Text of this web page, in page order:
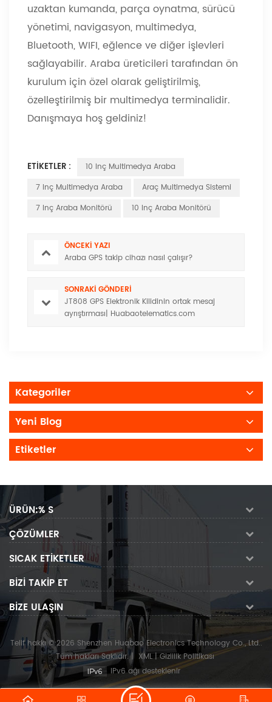
uzaktan kumanda, parça oynatma, sürücü
yönetimi, navigasyon, multimedya,
Bluetooth, WIFI, eğlence ve diğer işlevleri
sağlayabilir. Araba üreticileri tarafından ön
kurulum için özel olarak geliştirilmiş,
özelleştirilmiş bir multimedya terminalidir.
Danışmaya hoş geldiniz!
ETIKETLER :
10 Inç Multimedya Araba
7 Inç Multimedya Araba
Araç Multimedya Sistemi
7 Inç Araba Monitörü
10 Inç Araba Monitörü
ÖNCEKI YAZI
Araba GPS takip cihazı nasıl çalışır?
SONRAKI GÖNDERI
JT808 GPS Elektronik Kilidinin ortak mesaj
ayrıştırması| Huabaotelematics.com
Kategoriler
Yeni Blog
Etiketler
ÜRÜN:% S
ÇÖZÜMLER
SICAK ETIKETLER
BIZI TAKIP ET
BIZE ULAŞIN
Telif hakkı © 2026 Shenzhen Huabao Electronics Technology Co., Ltd..
Tüm hakları Saklıdır.| XML | Gizlilik Politikası
IPv6 ağı desteklenir